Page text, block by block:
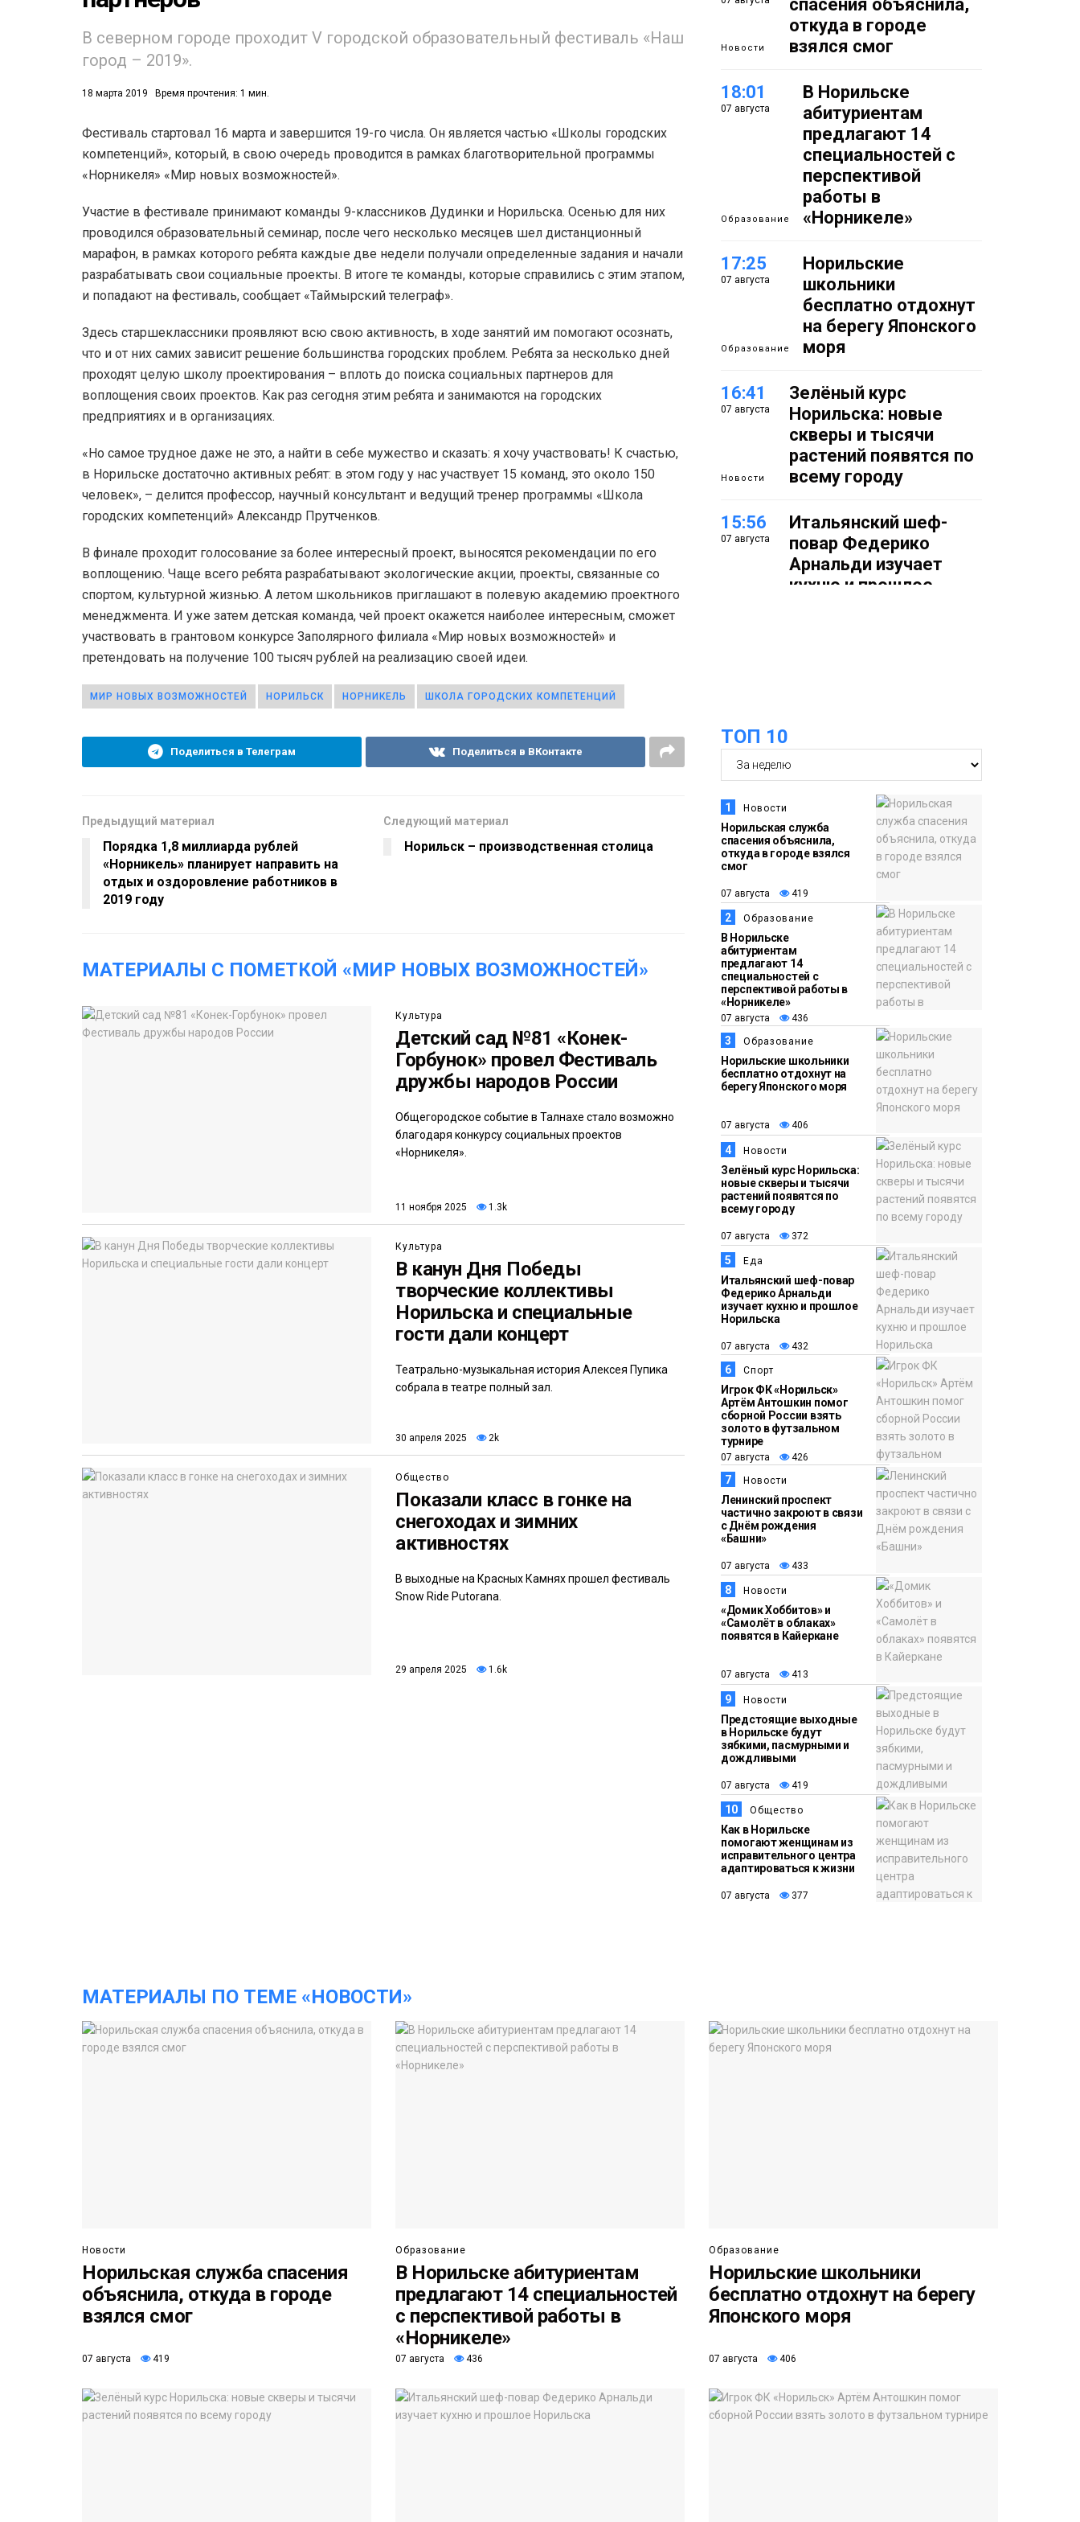
В северном городе проходит V городской образовательный фестиваль «Наш
город – 2019».
18 марта 2019 Время прочтения: 1 мин.
Фестиваль стартовал 16 марта и завершится 19-го числа. Он является частью «Школы городских
компетенций», который, в свою очередь проводится в рамках благотворительной программы
«Норникеля» «Мир новых возможностей».
Участие в фестивале принимают команды 9-классников Дудинки и Норильска. Осенью для них
проводился образовательный семинар, после чего несколько месяцев шел дистанционный
марафон, в рамках которого ребята каждые две недели получали определенные задания и начали
разрабатывать свои социальные проекты. В итоге те команды, которые справились с этим этапом,
и попадают на фестиваль, сообщает «Таймырский телеграф».
Здесь старшеклассники проявляют всю свою активность, в ходе занятий им помогают осознать,
что и от них самих зависит решение большинства городских проблем. Ребята за несколько дней
проходят целую школу проектирования – вплоть до поиска социальных партнеров для
воплощения своих проектов. Как раз сегодня этим ребята и занимаются на городских
предприятиях и в организациях.
«Но самое трудное даже не это, а найти в себе мужество и сказать: я хочу участвовать! К счастью,
в Норильске достаточно активных ребят: в этом году у нас участвует 15 команд, это около 150
человек», – делится профессор, научный консультант и ведущий тренер программы «Школа
городских компетенций» Александр Прутченков.
В финале проходит голосование за более интересный проект, выносятся рекомендации по его
воплощению. Чаще всего ребята разрабатывают экологические акции, проекты, связанные со
спортом, культурной жизнью. А летом школьников приглашают в полевую академию проектного
менеджмента. И уже затем детская команда, чей проект окажется наиболее интересным, сможет
участвовать в грантовом конкурсе Заполярного филиала «Мир новых возможностей» и
претендовать на получение 100 тысяч рублей на реализацию своей идеи.
МИР НОВЫХ ВОЗМОЖНОСТЕЙ НОРИЛЬСК НОРНИКЕЛЬ ШКОЛА ГОРОДСКИХ КОМПЕТЕНЦИЙ
Поделиться в Телеграм Поделиться в ВКонтакте
Предыдущий материал
Порядка 1,8 миллиарда рублей
«Норникель» планирует направить на
отдых и оздоровление работников в
2019 году
Следующий материал
Норильск – производственная столица
МАТЕРИАЛЫ С ПОМЕТКОЙ «МИР НОВЫХ ВОЗМОЖНОСТЕЙ»
Культура
Детский сад №81 «Конек-
Горбунок» провел Фестиваль
дружбы народов России
Общегородское событие в Талнахе стало возможно
благодаря конкурсу социальных проектов
«Норникеля».
11 ноября 2025 1.3k
Культура
В канун Дня Победы
творческие коллективы
Норильска и специальные
гости дали концерт
Театрально-музыкальная история Алексея Пупика
собрала в театре полный зал.
30 апреля 2025 2k
Общество
Показали класс в гонке на
снегоходах и зимних
активностях
В выходные на Красных Камнях прошел фестиваль
Snow Ride Putorana.
29 апреля 2025 1.6k
Новости
спасения объяснила,
откуда в городе
взялся смог
18:01
07 августа
Образование
В Норильске
абитуриентам
предлагают 14
специальностей с
перспективой
работы в
«Норникеле»
17:25
07 августа
Образование
Норильские
школьники
бесплатно отдохнут
на берегу Японского
моря
16:41
07 августа
Новости
Зелёный курс
Норильска: новые
скверы и тысячи
растений появятся по
всему городу
15:56
07 августа
Итальянский шеф-
повар Федерико
Арнальди изучает
кухню и прошлое
Спорт
14:30
07 августа
Новости
Ленинский проспект
частично закроют в
связи с Днём
рождения «Башни»
13:59
07 августа
Новости
«Домик Хоббитов» и
«Самолёт в облаках»
появятся в Кайеркане
13:08
07 августа
Новости
Предстоящие
выходные в
Норильске будут
зябкими, пасмурными
и дождливыми
07 августа
Общество
Как в Норильске
помогают женщинам
из исправительного
центра
адаптироваться к
жизни
ТОП 10
1 Новости
Норильская служба
спасения объяснила,
откуда в городе взялся
смог
07 августа 419
2 Образование
В Норильске
абитуриентам
предлагают 14
специальностей с
перспективой работы в
«Норникеле»
07 августа 436
3 Образование
Норильские школьники
бесплатно отдохнут на
берегу Японского моря
07 августа 406
4 Новости
Зелёный курс Норильска:
новые скверы и тысячи
растений появятся по
всему городу
07 августа 372
5 Еда
Итальянский шеф-повар
Федерико Арнальди
изучает кухню и прошлое
Норильска
07 августа 432
6 Спорт
Игрок ФК «Норильск»
Артём Антошкин помог
сборной России взять
золото в футзальном
турнире
07 августа 426
7 Новости
Ленинский проспект
частично закроют в связи
с Днём рождения
«Башни»
07 августа 433
8 Новости
«Домик Хоббитов» и
«Самолёт в облаках»
появятся в Кайеркане
07 августа 413
9 Новости
Предстоящие выходные
в Норильске будут
зябкими, пасмурными и
дождливыми
07 августа 419
10 Общество
Как в Норильске
помогают женщинам из
исправительного центра
адаптироваться к жизни
07 августа 377
МАТЕРИАЛЫ ПО ТЕМЕ «НОВОСТИ»
Новости
Норильская служба спасения
объяснила, откуда в городе
взялся смог
07 августа 419
Образование
В Норильске абитуриентам
предлагают 14 специальностей
с перспективой работы в
«Норникеле»
07 августа 436
Образование
Норильские школьники
бесплатно отдохнут на берегу
Японского моря
07 августа 406